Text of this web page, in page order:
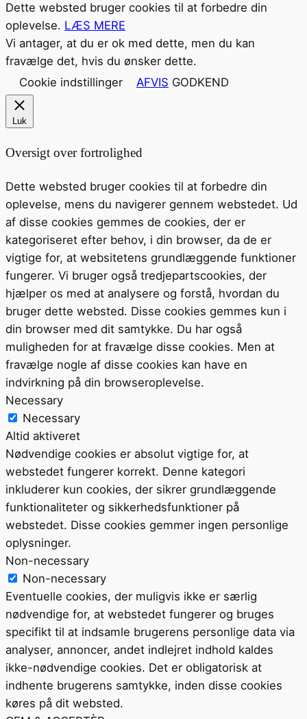
Dette websted bruger cookies til at forbedre din
oplevelse. LÆS MERE
Vi antager, at du er ok med dette, men du kan
fravælge det, hvis du ønsker dette.
Cookie indstillinger
AFVIS GODKEND
Luk
Oversigt over fortrolighed
Dette websted bruger cookies til at forbedre din
oplevelse, mens du navigerer gennem webstedet. Ud
af disse cookies gemmes de cookies, der er
kategoriseret efter behov, i din browser, da de er
vigtige for, at websitetens grundlæggende funktioner
fungerer. Vi bruger også tredjepartscookies, der
hjælper os med at analysere og forstå, hvordan du
bruger dette websted. Disse cookies gemmes kun i
din browser med dit samtykke. Du har også
muligheden for at fravælge disse cookies. Men at
fravælge nogle af disse cookies kan have en
indvirkning på din browseroplevelse.
Necessary
Necessary
Altid aktiveret
Nødvendige cookies er absolut vigtige for, at
webstedet fungerer korrekt. Denne kategori
inkluderer kun cookies, der sikrer grundlæggende
funktionaliteter og sikkerhedsfunktioner på
webstedet. Disse cookies gemmer ingen personlige
oplysninger.
Non-necessary
Non-necessary
Eventuelle cookies, der muligvis ikke er særlig
nødvendige for, at webstedet fungerer og bruges
specifikt til at indsamle brugerens personlige data via
analyser, annoncer, andet indlejret indhold kaldes
ikke-nødvendige cookies. Det er obligatorisk at
indhente brugerens samtykke, inden disse cookies
køres på dit websted.